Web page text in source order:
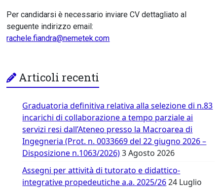
Per candidarsi è necessario inviare CV dettagliato al
seguente indirizzo email:
rachele.fiandra@nemetek.com
Articoli recenti
Graduatoria definitiva relativa alla selezione di n.83
incarichi di collaborazione a tempo parziale ai
servizi resi dall’Ateneo presso la Macroarea di
Ingegneria (Prot. n. 0033669 del 22 giugno 2026 –
Disposizione n.1063/2026) 3 Agosto 2026
Assegni per attività di tutorato e didattico-
integrative propedeutiche a.a. 2025/26 24 Luglio